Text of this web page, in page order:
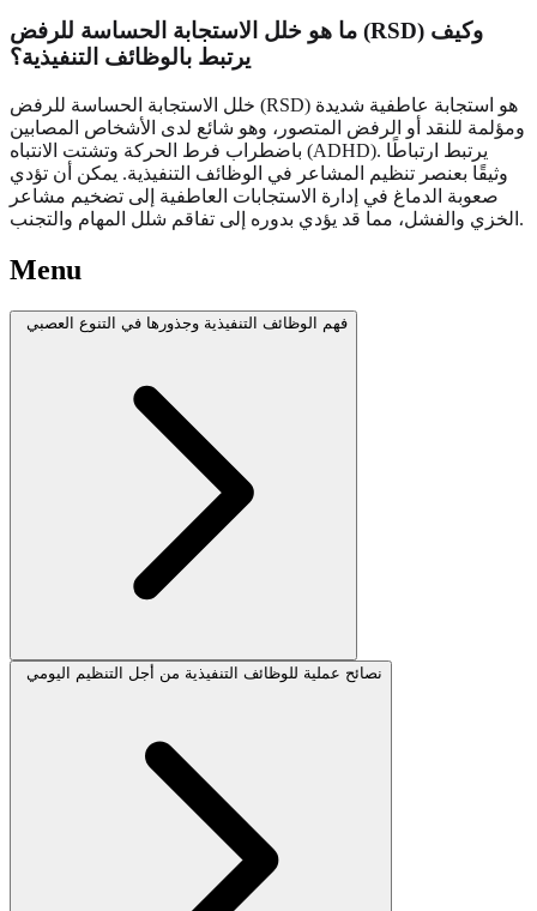
ما هو خلل الاستجابة الحساسة للرفض (RSD) وكيف
يرتبط بالوظائف التنفيذية؟
خلل الاستجابة الحساسة للرفض (RSD) هو استجابة عاطفية شديدة
ومؤلمة للنقد أو الرفض المتصور، وهو شائع لدى الأشخاص المصابين
باضطراب فرط الحركة وتشتت الانتباه (ADHD). يرتبط ارتباطًا
وثيقًا بعنصر تنظيم المشاعر في الوظائف التنفيذية. يمكن أن تؤدي
صعوبة الدماغ في إدارة الاستجابات العاطفية إلى تضخيم مشاعر
الخزي والفشل، مما قد يؤدي بدوره إلى تفاقم شلل المهام والتجنب.
Menu
فهم الوظائف التنفيذية وجذورها في التنوع العصبي
نصائح عملية للوظائف التنفيذية من أجل التنظيم اليومي